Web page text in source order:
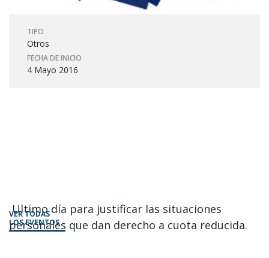
TIPO
Otros
FECHA DE INICIO
4 Mayo 2016
Ultimo día para justificar las situaciones
personales que dan derecho a cuota reducida.
VER TODAS
LOS EVENTOS